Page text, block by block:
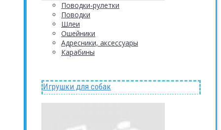
Поводки-рулетки
Поводки
Шлеи
Ошейники
Адресники, аксессуары
Карабины
Игрушки для собак